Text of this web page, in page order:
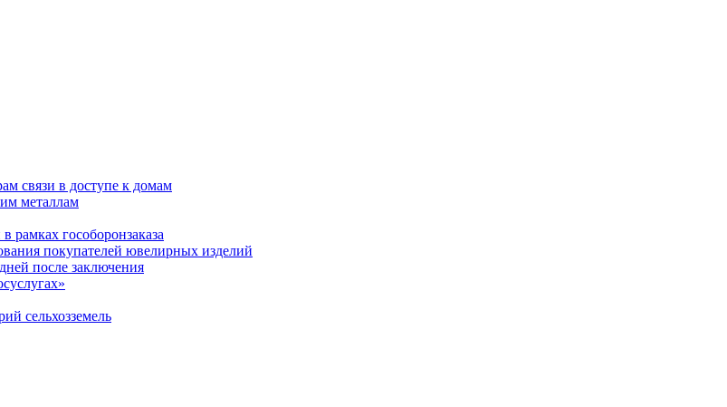
связи в доступе к домам
металлам
рамках гособоронзаказа
покупателей ювелирных изделий
после заключения
сельхозземель